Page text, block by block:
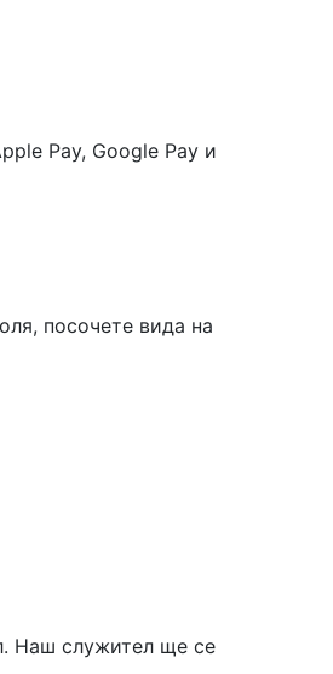
Pay, Google Pay и
посочете вида на
Наш служител ще се